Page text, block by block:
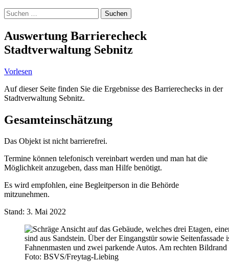
Suche
Suchen
nach:
Auswertung Barrierecheck
Stadtverwaltung Sebnitz
Vorlesen
Auf dieser Seite finden Sie die Ergebnisse des Barrierechecks in der
Stadtverwaltung Sebnitz.
Gesamteinschätzung
Das Objekt ist nicht barrierefrei.
Termine können telefonisch vereinbart werden und man hat die
Möglichkeit anzugeben, dass man Hilfe benötigt.
Es wird empfohlen, eine Begleitperson in die Behörde
mitzunehmen.
Stand: 3. Mai 2022
Foto: BSVS/Freytag-Liebing